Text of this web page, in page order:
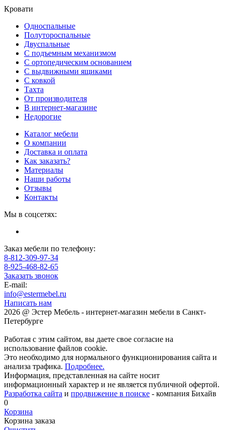
Кровати
Односпальные
Полутороспальные
Двуспальные
С подъемным механизмом
С ортопедическим основанием
С выдвижными ящиками
С ковкой
Тахта
От производителя
В интернет-магазине
Недорогие
Каталог мебели
О компании
Доставка и оплата
Как заказать?
Материалы
Наши работы
Отзывы
Контакты
Мы в соцсетях:
Заказ мебели по телефону:
8-812-309-97-34
8-925-468-82-65
Заказать звонок
E-mail:
info@estermebel.ru
Написать нам
2026 @ Эстер Мебель - интернет-магазин мебели в Санкт-
Петербурге
Работая с этим сайтом, вы даете свое согласие на
использование файлов cookie.
Это необходимо для нормального функционирования сайта и
анализа трафика. Подробнее.
Информация, представленная на сайте носит
информационный характер и не является публичной офертой.
Разработка сайта и продвижение в поиске - компания Бихайв
0
Корзина
Корзина заказа